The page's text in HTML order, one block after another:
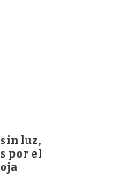
luz,
por el